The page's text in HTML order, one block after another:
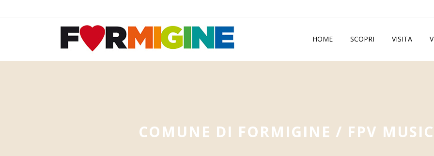
HOME SCOPRI VISITA
COMUNE DI FORMIGINE / FPV